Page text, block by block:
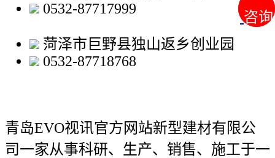
咨询
咨询
0532-87717999
菏泽市巨野县独山返乡创业园
0532-87718768
青岛EVO视讯官方网站新型建材有限公
司一家从事科研、生产、销售、施工于一